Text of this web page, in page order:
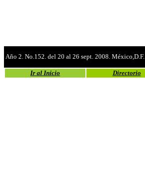
Año 2. No.152. del 20 al 26 sept. 2008. México,D.F.
Ir al Inicio Directorio